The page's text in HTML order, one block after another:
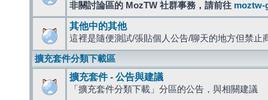
非關討論區的 MozTW 社群事務，請前往 moztw-
其他中的其他
這裡是隨便測試/張貼個人公告/聊天的地方但禁止
擴充套件分類下載區
擴充套件 - 公告與建議
「擴充套件分類下載」分區的公告，與相關建議